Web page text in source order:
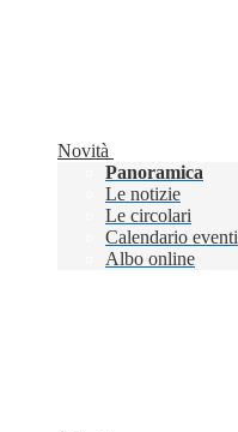
Novità
Panoramica
Le notizie
Le circolari
Calendario eventi
Albo online